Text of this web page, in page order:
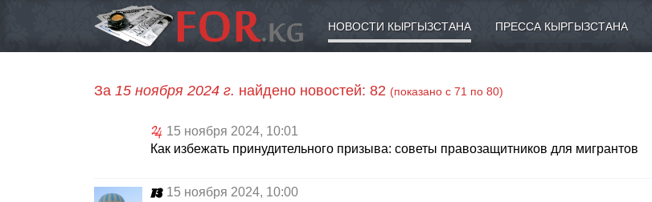
НОВОСТИ КЫРГЫЗСТАНА ПРЕССА КЫРГЫЗСТАНА
За 15 ноября 2024 г. найдено новостей: 82 (показано с 71 по 80)
15 ноября 2024, 10:01
Как избежать принудительного призыва: советы правозащитников для мигрантов
15 ноября 2024, 10:00